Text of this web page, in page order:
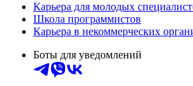
Карьера для молодых
Школа программистов
Карьера в некоммерческих
Боты для уведомлений